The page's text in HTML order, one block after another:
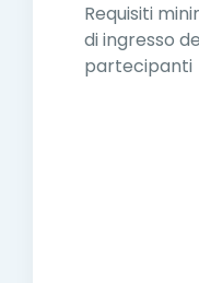
Requisiti
di ingresso
partecipanti